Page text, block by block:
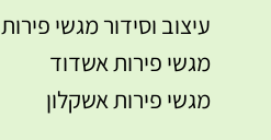
עיצוב וסידור מגשי פירות
מגשי פירות אשדוד
מגשי פירות אשקלון